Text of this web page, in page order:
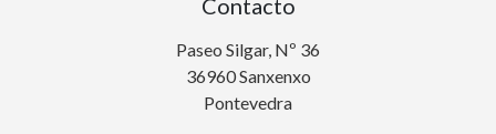
Paseo Silgar, Nº 36
36960 Sanxenxo
Pontevedra